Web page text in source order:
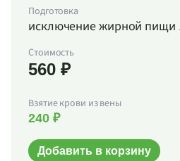
Подготовка
исключение жирной пищи
Стоимость
560 ₽
Взятие крови из вены
240 ₽
Добавить в корзину